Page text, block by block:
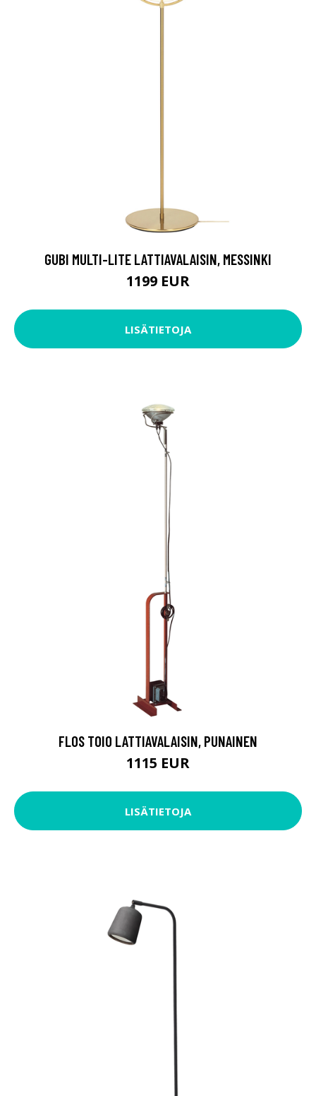
GUBI MULTI-LITE LATTIAVALAISIN, MESSINKI
1199 EUR
LISÄTIETOJA
FLOS TOIO LATTIAVALAISIN, PUNAINEN
1115 EUR
LISÄTIETOJA